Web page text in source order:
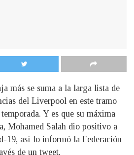
más se suma a la larga lista de
del Liverpool en este tramo
Y es que su máxima
Mohamed Salah dio positivo a
19, así lo informó la Federación
de un tweet.